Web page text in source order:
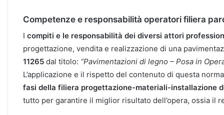
Competenze e responsabilità operatori filiera
I compiti e le responsabilità dei diversi attori
progettazione, vendita e realizzazione di una
11265 dal titolo: “Pavimentazioni di legno – Posa in
L’applicazione e il rispetto del contenuto di questa
fasi della filiera progettazione-materiali-installazione
tutto per garantire il miglior risultato dell’opera, ossia il